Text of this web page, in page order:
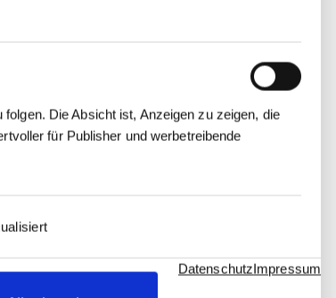
Die Absicht ist, Anzeigen zu zeigen, die
für Publisher und werbetreibende
DatenschutzImpressum